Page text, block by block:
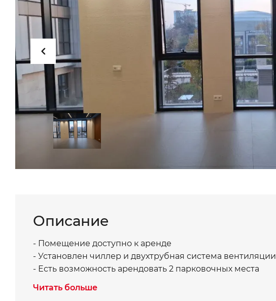
Описание
- Помещение доступно к аренде
- Установлен чиллер и двухтрубная система вентиляции
- Есть возможность арендовать 2 парковочных места
Читать больше